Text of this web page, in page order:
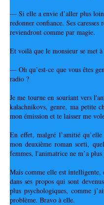
— Si elle a envie d’aller plus
redonner confiance. Ses
reviendront comme par magie.
Et voilà que le monsieur se met
— Oh qu’est-ce que vous êtes
radio ?
Je me tourne en souriant vers
kalachnikovs, genre, ma petite
mon émission et te laisser me
En effet, malgré l’amitié
mon deuxième roman sorti,
femmes, l'animatrice ne m’a
Mais comme elle est
dans ses propos qui sont
plus psychologiques, comme
problème. Bravo à elle.